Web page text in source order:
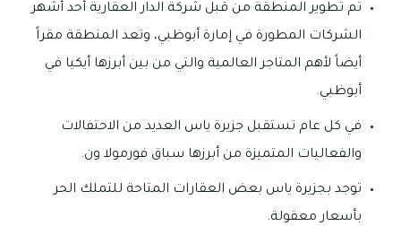
تم تطوير المنطقة من قبل شركة الدار العقارية أحد أشهر
الشركات المطورة في إمارة أبوظبي، وتعد المنطقة مقراً
أيضاً لأهم المتاجر العالمية والتي من بين أبرزها أيكيا في
أبوظبي.
في كل عام تستقبل جزيرة ياس العديد من الاحتفالات
والفعاليات المتميزة من أبرزها سباق فورمولا ون.
توجد بجزيرة ياس بعض العقارات المتاحة للتملك الحر
بأسعار معقولة.